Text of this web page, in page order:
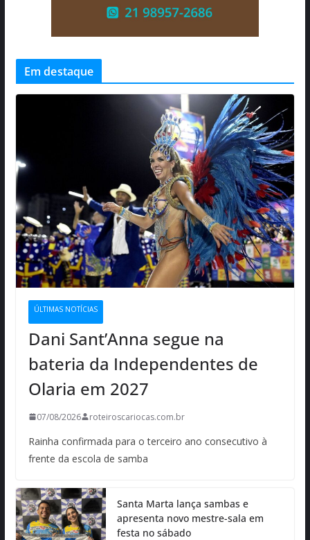
Em destaque
ÚLTIMAS NOTÍCIAS
Dani Sant’Anna segue na
bateria da Independentes de
Olaria em 2027
07/08/2026 roteiroscariocas.com.br
Rainha confirmada para o terceiro ano consecutivo à
frente da escola de samba
Santa Marta lança sambas e
apresenta novo mestre-sala em
festa no sábado